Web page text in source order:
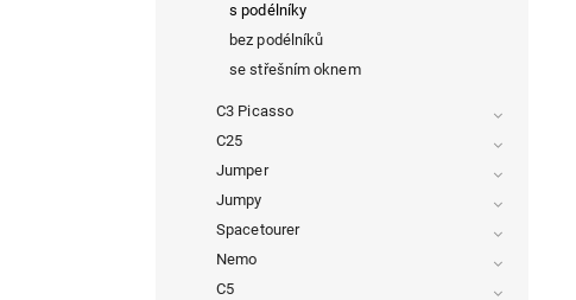
s podélníky
bez podélníků
se střešním oknem
C3 Picasso
C25
Jumper
Jumpy
Spacetourer
Nemo
C5